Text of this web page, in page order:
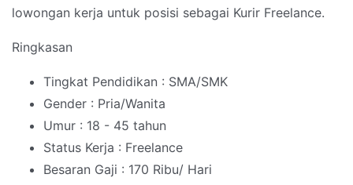
lowongan kerja untuk posisi sebagai Kurir Freelance.
Ringkasan
Tingkat Pendidikan : SMA/SMK
Gender : Pria/Wanita
Umur : 18 - 45 tahun
Status Kerja : Freelance
Besaran Gaji : 170 Ribu/ Hari